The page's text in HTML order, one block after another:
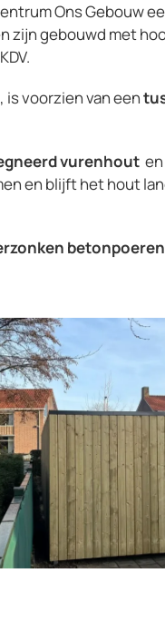
Ons Gebouw
zijn gebouwd met
, is voorzien van een
vurenhout
en blijft het hout
betonpoeren
Vergroot